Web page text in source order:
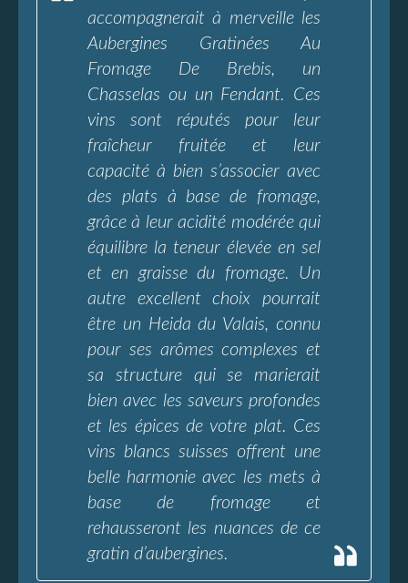
accompagnerait à merveille les
Aubergines Gratinées Au
Fromage De Brebis, un
Chasselas ou un Fendant. Ces
vins sont réputés pour leur
fraîcheur fruitée et leur
capacité à bien s’associer avec
des plats à base de fromage,
grâce à leur acidité modérée qui
équilibre la teneur élevée en sel
et en graisse du fromage. Un
autre excellent choix pourrait
être un Heida du Valais, connu
pour ses arômes complexes et
sa structure qui se marierait
bien avec les saveurs profondes
et les épices de votre plat. Ces
vins blancs suisses offrent une
belle harmonie avec les mets à
base de fromage et
rehausseront les nuances de ce
gratin d’aubergines.